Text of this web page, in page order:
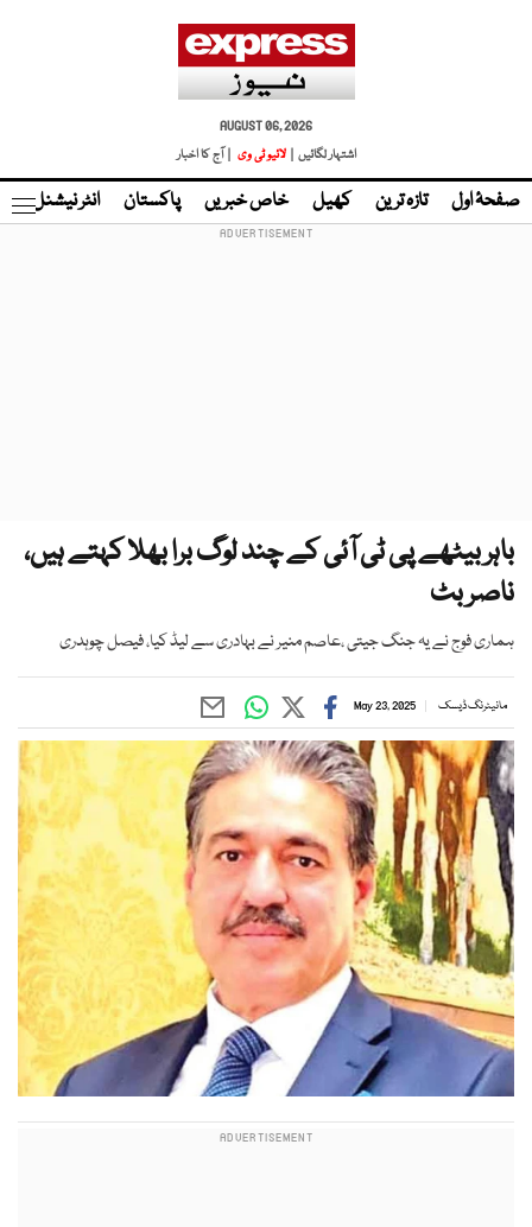
AUGUST 06, 2026
اشتہار لگائیں |
لائیو ٹی وی | آج کا اخبار
صفحۂ اول تازہ ترین کھیل خاص خبریں پاکستان انٹر نیشنل
باہر بیٹھے پی ٹی آئی کے چند لوگ برا بھلا کہتے ہیں،
ناصر بٹ
ہماری فوج نے یہ جنگ جیتی ،عاصم منیر نے بہادری سے لیڈ کیا، فیصل چوہدری
مانیٹرنگ ڈیسک May 23, 2025